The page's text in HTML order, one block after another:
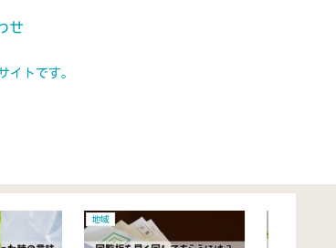
イトです。
せ
インターネット